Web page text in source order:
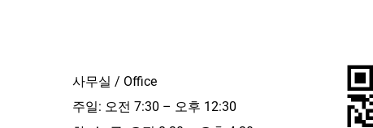
사무실 / Office
주일: 오전 7:30 – 오후 12:30